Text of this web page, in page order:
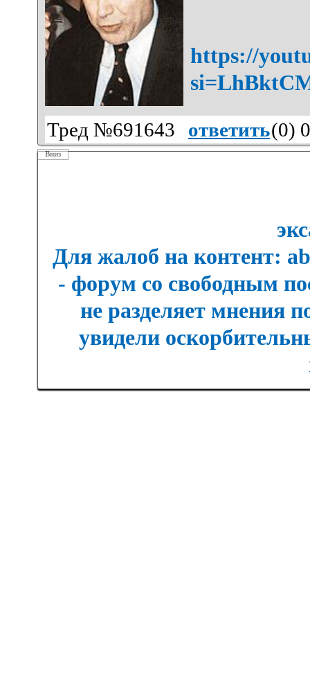
https://
Тред №691643 ответить(0)
Вниз
Для жалоб на контент:
- форум со свободным
не разделяет мнения
увидели